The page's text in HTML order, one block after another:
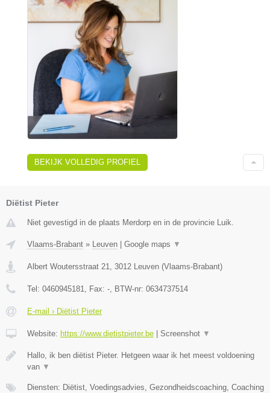
BEKIJK VOLLEDIG PROFIEL
Diëtist Pieter
Niet gevestigd in de plaats Merdorp en in de provincie Luik.
Vlaams-Brabant » Leuven | Google maps ▼
Albert Woutersstraat 21 3012 Leuven (Vlaams-Brabant)
Tel: 0460945181 , Fax: - , BTW-nr: 0634737514
E-mail › Diëtist Pieter
Website: https://www.dietistpieter.be | Screenshot ▼
Hallo, ik ben diëtist Pieter. Hetgeen waar ik het meest voldoening
van ▼
Diensten: Diëtist, Voedingsadvies, Gezondheidscoaching, Coaching